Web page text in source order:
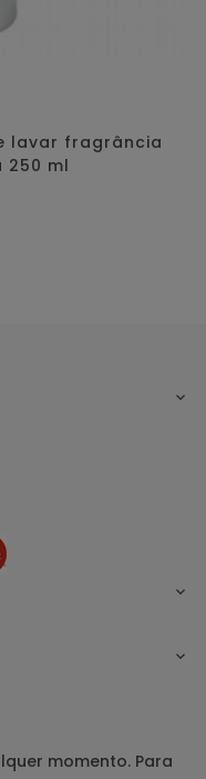
lavar fragrância
250 ml



momento. Para